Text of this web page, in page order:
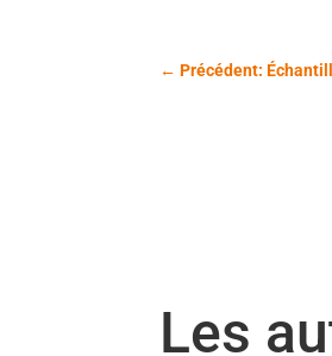
←Précédent:
Les